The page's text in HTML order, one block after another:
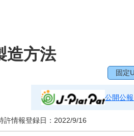
造方法
固定
公開公
許情報登録日： 2022/9/16